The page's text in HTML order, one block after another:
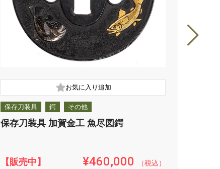
保存刀装具 鍔 その他
保存刀装具 加賀金工 魚尽図鍔
【販売中】 ¥460,000 （税込）